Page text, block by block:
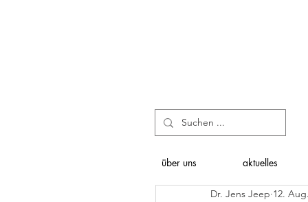
über uns aktuelles
Dr. Jens Jeep 12.